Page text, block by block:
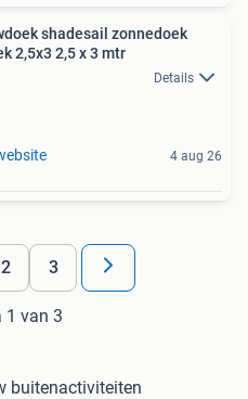
shadesail zonnedoek
2,5x3 2,5 x 3 mtr
Details
4 aug 26
2 3
1 van 3
buitenactiviteiten